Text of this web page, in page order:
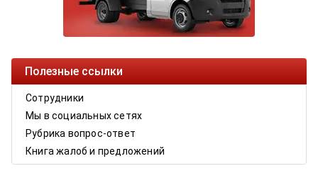
Полезные ссылки
Сотрудники
Мы в социальных сетях
Рубрика вопрос-ответ
Книга жалоб и предложений